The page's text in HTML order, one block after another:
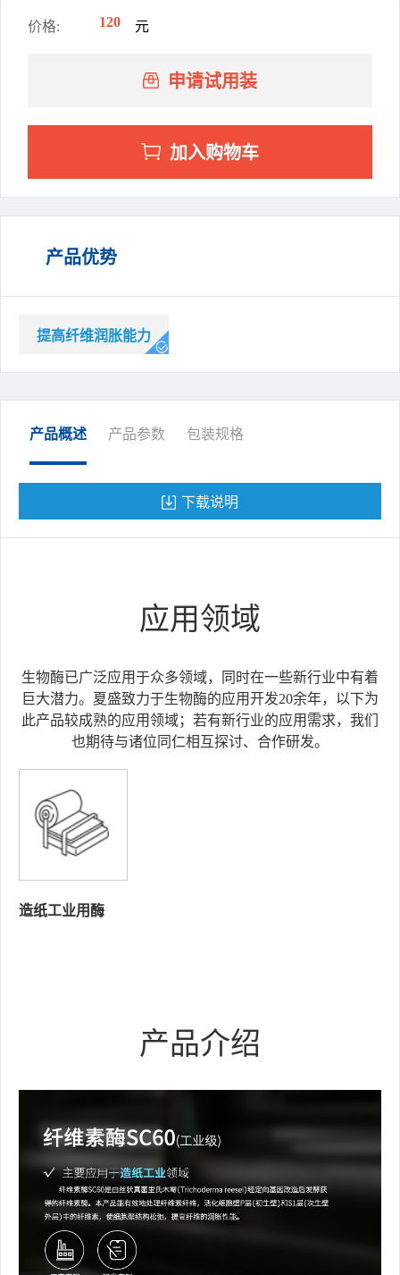
价格: 120 元
申请试用装
加入购物车
产品优势
提高纤维润胀能力
产品概述 产品参数 包装规格
下载说明
应用领域
生物酶已广泛应用于众多领域，同时在一些新行业中有着
巨大潜力。夏盛致力于生物酶的应用开发20余年，以下为
此产品较成熟的应用领域；若有新行业的应用需求，我们
也期待与诸位同仁相互探讨、合作研发。
造纸工业用酶
产品介绍